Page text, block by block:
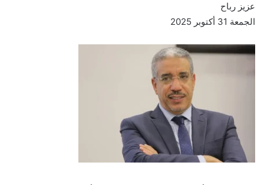
عزيز رباح
الجمعة 31 أكتوبر 2025